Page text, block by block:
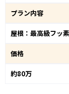
プラン内容
屋根：最高級フッ
価格
約80万